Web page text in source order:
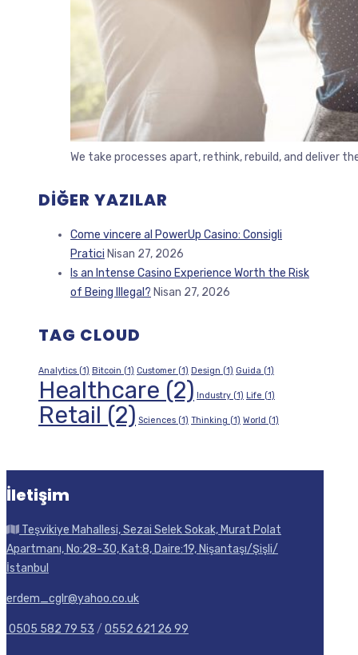
We take processes apart, rethink, rebuild, and deliver
DIĞER YAZILAR
Come vincere al PowerUp Casino: Consigli
Pratici Nisan 27, 2026
Is an Intense Casino Experience Worth the Risk
of Being Illegal? Nisan 27, 2026
TAG CLOUD
Analytics (1) Bitcoin (1) Customer (1) Design (1) Guida (1)
Healthcare (2) Industry (1) Life (1)
Retail (2) Sciences (1) Thinking (1) World (1)
İletişim
Teşvikiye Mahallesi, Sezai Selek Sokak, Murat Polat
Apartmanı, No:28-30, Kat:8, Daire:19, Nişantaşı/Şişli/
İstanbul
erdem_cglr@yahoo.co.uk
0505 582 79 53 / 0552 621 26 99